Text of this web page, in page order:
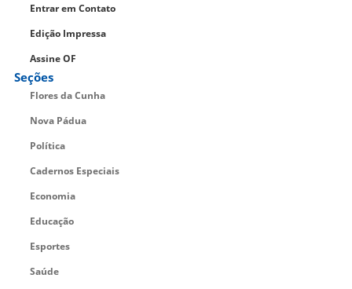
Entrar em Contato
Edição Impressa
Assine OF
Seções
Flores da Cunha
Nova Pádua
Política
Cadernos Especiais
Economia
Educação
Esportes
Saúde